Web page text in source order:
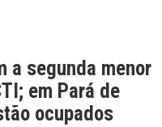
a segunda menor
em Pará de
ocupados